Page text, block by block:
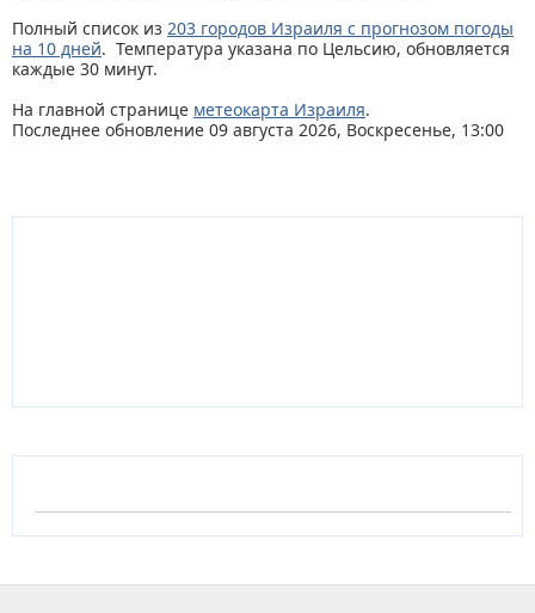
Полный список из 203 городов Израиля с прогнозом погоды
на 10 дней. Температура указана по Цельсию, обновляется
каждые 30 минут.
На главной странице метеокарта Израиля.
Последнее обновление 09 августа 2026, Воскресенье, 13:00